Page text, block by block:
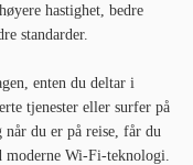
hastighet, bedre
standarder.
enten du deltar i
tjenester eller surfer på
du er på reise, får du
moderne Wi-Fi-teknologi.